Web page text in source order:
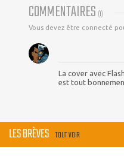
COMMENTAIRES (1)
Vous devez être connecté
La cover avec
est tout
LES BRÈVES TOUT VOIR